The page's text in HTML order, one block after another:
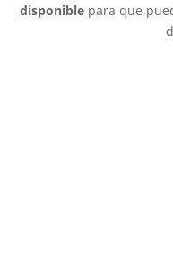
disponiblepara que